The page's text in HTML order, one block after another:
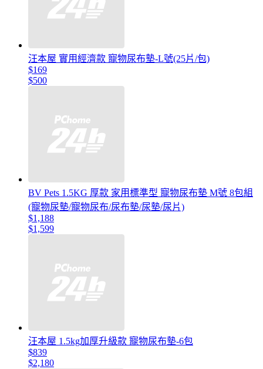
汪本屋 實用經濟款 寵物尿布墊-L號(25片/包)
$169
$500
BV Pets 1.5KG 厚款 家用標準型 寵物尿布墊 M號 8包組
(寵物尿墊/寵物尿布/尿布墊/尿墊/尿片)
$1,188
$1,599
汪本屋 1.5kg加厚升級款 寵物尿布墊-6包
$839
$2,180